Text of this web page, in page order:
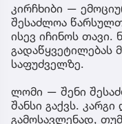
კირჩხიბი —
შესაძლოა
ისევ იჩინოს თავი.
გადაწყვეტილებას
საფუძველზე.
ლომი — შენი
შანსი გაქვს.
გამოსავლენად,